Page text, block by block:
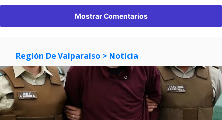
Mostrar Comentarios
Región De Valparaíso > Noticia